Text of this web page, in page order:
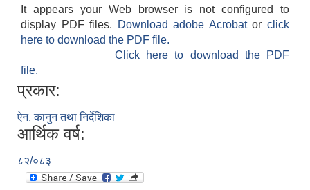
It appears your Web browser is not configured to
display PDF files.
Download adobe Acrobatorclick
here to download the PDF file.
Click here to download the PDF
file.
प्रकार:
ऐन, कानुन तथा निर्देशिका
आर्थिक वर्ष:
८२/०८३